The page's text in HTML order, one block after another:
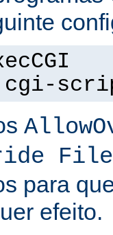
cgi-
para
efeito.